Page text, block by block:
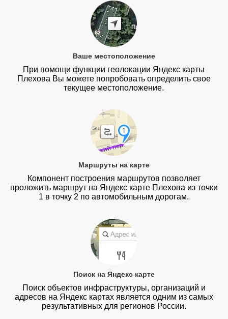
Ваше местоположение
При помощи функции геолокации Яндекс карты
Плехова Вы можете попробовать определить свое
текущее местоположение.
Маршруты на карте
Компонент построения маршрутов позволяет
проложить маршрут на Яндекс карте Плехова из точки
1 в точку 2 по автомобильным дорогам.
Поиск на Яндекс карте
Поиск объектов инфраструктуры, организаций и
адресов на Яндекс картах является одним из самых
результативных для регионов России.